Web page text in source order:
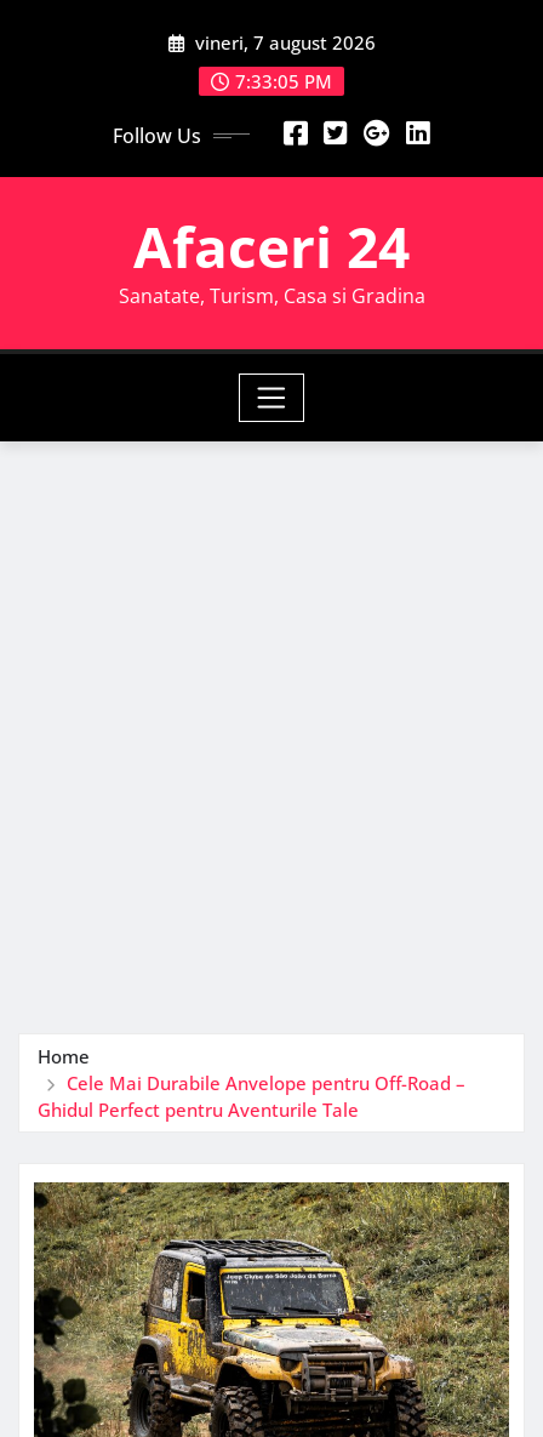
vineri, 7 august 2026
7:33:06 PM
Follow Us
Afaceri 24
Sanatate, Turism, Casa si Gradina
Home
Cele Mai Durabile Anvelope pentru Off-Road –
Ghidul Perfect pentru Aventurile Tale